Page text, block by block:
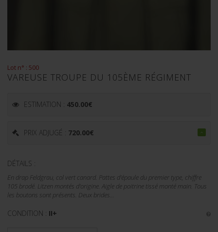
Lot n° : 500
VAREUSE TROUPE DU 105ÈME RÉGIMENT
ESTIMATION : 450.00€
PRIX ADJUGÉ : 720.00€
DÉTAILS :
En drap Feldgrau, col vert canard. Pattes d'épaule du premier type, chiffre
105 brodé. Litzen montés d'origine. Aigle de poitrine tissé monté main. Tous
les boutons sont présents. Deux brides...
CONDITION : II+